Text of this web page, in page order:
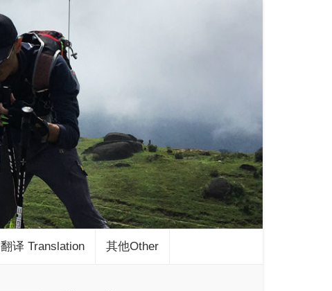
翻译 Translation 其他Other